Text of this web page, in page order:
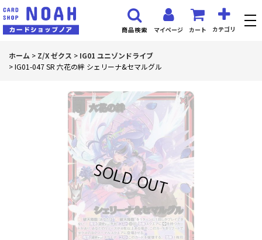
マイページ カート カテゴリ
商品検索
ホーム > Z/X ゼクス > IG01 ユニゾンドライブ
>IG01-047 SR 六花の絆 シェリーナ&セマルグル